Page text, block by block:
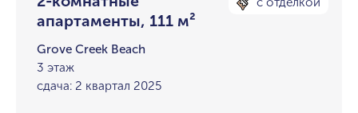
апартаменты, 111 м²
Grove Creek Beach
3 этаж
сдача: 2 квартал 2025